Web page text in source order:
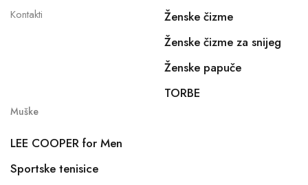
Kontakti
Ženske čizme
Ženske čizme za snijeg
Ženske papuče
TORBE
Muške
LEE COOPER for Men
Sportske tenisice